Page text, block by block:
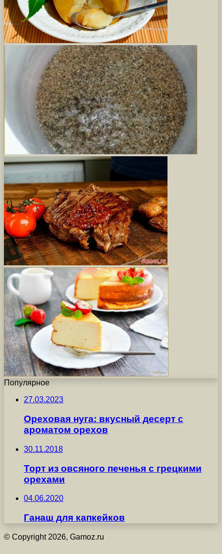
Популярное
27.03.2023
Ореховая нуга: вкусный десерт с
ароматом орехов
30.11.2018
Торт из овсяного печенья с грецкими
орехами
04.06.2020
Ганаш для капкейков
© Copyright 2026, Gamoz.ru